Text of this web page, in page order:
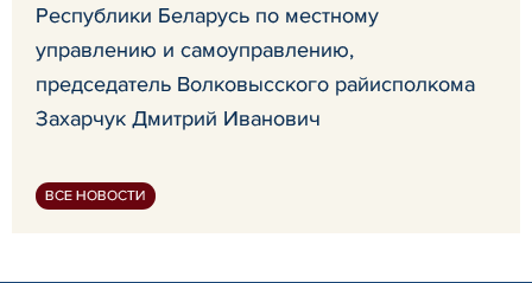
Республики Беларусь по местному
управлению и самоуправлению,
председатель Волковысского райисполкома
Захарчук Дмитрий Иванович
ВСЕ НОВОСТИ